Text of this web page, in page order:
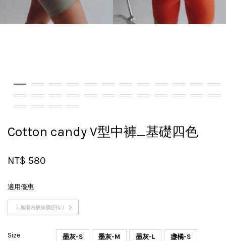
Cotton candy V型中褲_基礎四色
NT$ 580
適用優惠
\ 無痕內褲加價折扣 /
Size 墨灰-S 墨灰-M 墨灰-L 盞橘-S